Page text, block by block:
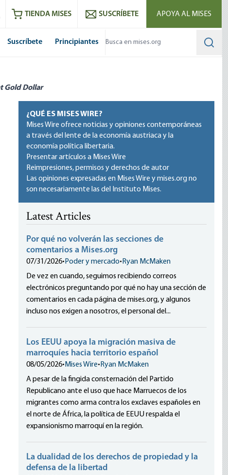
RSS feedTIENDA MISES SUSCRÍBETE APOYA AL MISES
Suscríbete Principiantes
Gold Dollar
¿QUÉ ES MISES WIRE?
Mises Wire ofrece noticias y opiniones contemporáneas
a través del lente de la economía austriaca y la
economía política libertaria.
Presentar artículos a Mises Wire
Reimpresiones, permisos y derechos de autor
Las opiniones expresadas en Mises Wire y mises.org no
son necesariamente las del Instituto Mises.
Latest Articles
Por qué no volverán las secciones de
comentarios a Mises.org
07/31/2026• Poder y mercado• Ryan McMaken
De vez en cuando, seguimos recibiendo correos
electrónicos preguntando por qué no hay una sección de
comentarios en cada página de mises.org, y algunos
incluso nos exigen a nosotros, el personal del...
Los EEUU apoya la migración masiva de
marroquíes hacia territorio español
08/05/2026• Mises Wire• Ryan McMaken
A pesar de la fingida consternación del Partido
Republicano ante el uso que hace Marruecos de los
migrantes como arma contra los exclaves españoles en
el norte de África, la política de EEUU respalda el
expansionismo marroquí en la región.
La dualidad de los derechos de propiedad y la
defensa de la libertad